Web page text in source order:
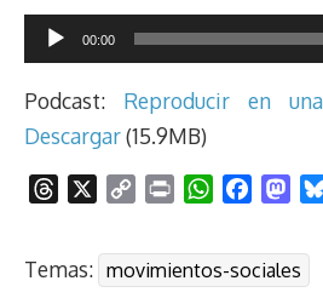
Reproductor
de
audio
00:00
Podcast: Reproducir en
Descargar(15.9MB)
e
p
y
i
n
W
a
t
c
e
M
s
t
Temas: movimientos-sociales